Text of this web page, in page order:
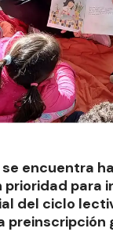
encuentra
prioridad para
del ciclo
preinscripción